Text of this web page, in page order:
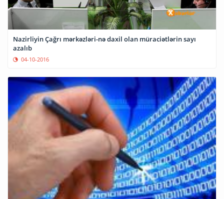
Nazirliyin Çağrı mərkəzləri-nə daxil olan müraciətlərin sayı
azalıb
04-10-2016